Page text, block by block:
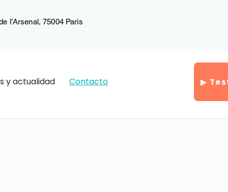
y actualidad Contacto ▶
l’Arsenal, 75004 Paris